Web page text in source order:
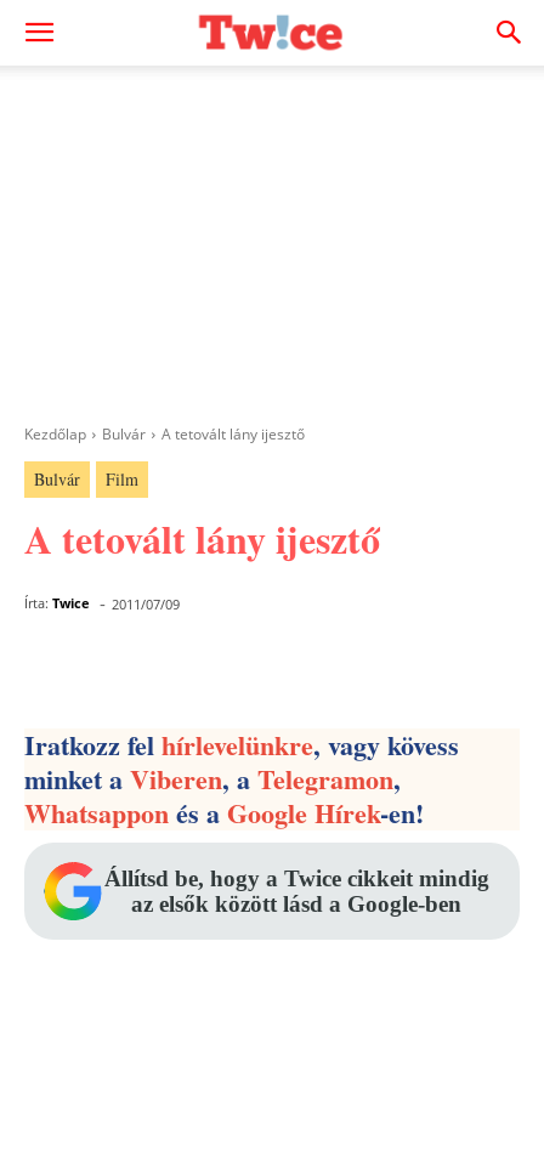
Kezdőlap Bulvár A tetovált lány ijesztő
Bulvár Film
A tetovált lány ijesztő
Írta: Twice - 2011/07/09
Iratkozz felhírlevelünkre, vagy kövess
minket aViberen, aTelegramon,
Whatsapponés aGoogle Hírek-en!
Állítsd be, hogy a Twice cikkeit mindig
az elsők között lásd a Google-ben